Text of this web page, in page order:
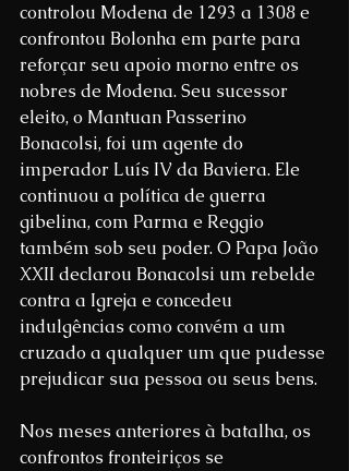
controlou Modena de 1293 a 1308 e
confrontou Bolonha em parte para
reforçar seu apoio morno entre os
nobres de Modena. Seu sucessor
eleito, o Mantuan Passerino
Bonacolsi, foi um agente do
imperador Luís IV da Baviera. Ele
continuou a política de guerra
gibelina, com Parma e Reggio
também sob seu poder. O Papa João
XXII declarou Bonacolsi um rebelde
contra a Igreja e concedeu
indulgências como convém a um
cruzado a qualquer um que pudesse
prejudicar sua pessoa ou seus bens.
Nos meses anteriores à batalha, os
confrontos fronteiriços se